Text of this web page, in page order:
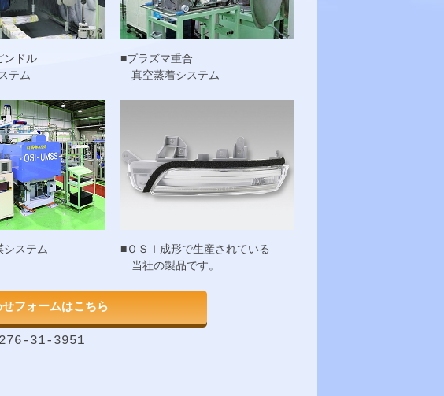
ンドル
テム
■プラズマ重合
真空蒸着システム
システム
■ＯＳＩ成形で生産されている
当社の製品です。
フォームはこちら
31-3951